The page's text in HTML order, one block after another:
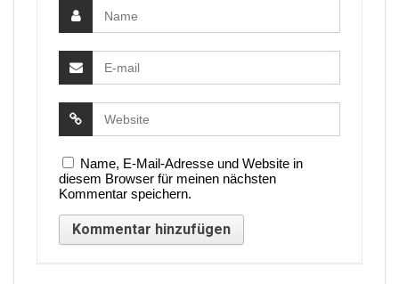
Name, E-Mail-Adresse und Website in
diesem Browser für meinen nächsten
Kommentar speichern.